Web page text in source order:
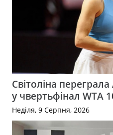
Світоліна
у чвертьфінал WTA
Неділя, 9 Серпня, 2026